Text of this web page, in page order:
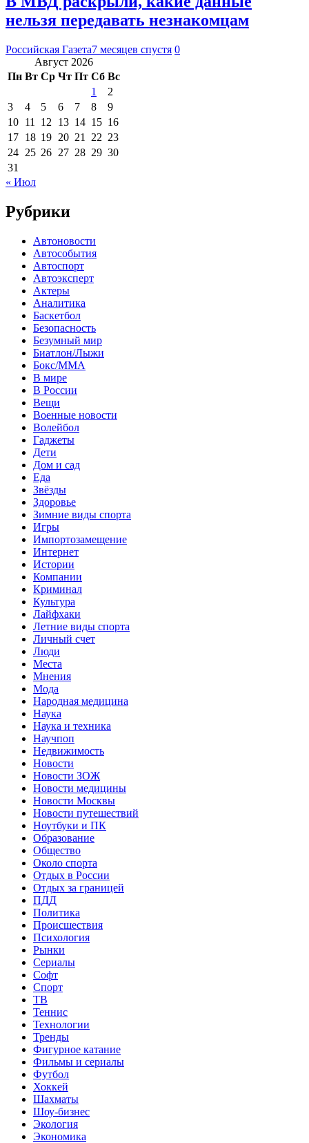
нельзя передавать незнакомцам
Российская Газета7 месяцев спустя 0
Август 2026
Пн Вт Ср Чт Пт Сб Вс
1
2
3
4 5 6 7 8
9
10 11 12 13 14 15 16
17 18 19 20 21 22 23
24 25 26 27 28 29 30
31
« Июл
Рубрики
Автоновости
Автособытия
Автоспорт
Автоэксперт
Актеры
Аналитика
Баскетбол
Безопасность
Безумный мир
Биатлон/Лыжи
Бокс/MMA
В мире
В России
Вещи
Военные новости
Волейбол
Гаджеты
Дети
Дом и сад
Еда
Звёзды
Здоровье
Зимние виды спорта
Игры
Импортозамещение
Интернет
Истории
Компании
Криминал
Культура
Лайфхаки
Летние виды спорта
Личный счет
Люди
Места
Мнения
Мода
Народная медицина
Наука
Наука и техника
Научпоп
Недвижимость
Новости
Новости ЗОЖ
Новости медицины
Новости Москвы
Новости путешествий
Ноутбуки и ПК
Образование
Общество
Около спорта
Отдых в России
Отдых за границей
ПДД
Политика
Происшествия
Психология
Рынки
Сериалы
Софт
Спорт
ТВ
Теннис
Технологии
Тренды
Фигурное катание
Фильмы и сериалы
Футбол
Хоккей
Шахматы
Шоу-бизнес
Экология
Экономика